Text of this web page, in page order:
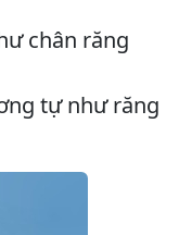
chân răng
tự như răng